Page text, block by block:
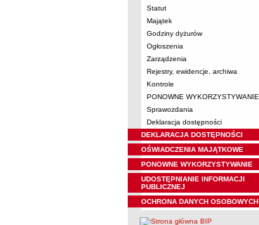
Statut
Majątek
Godziny dyżurów
Ogłoszenia
Zarządzenia
Rejestry, ewidencje, archiwa
Kontrole
PONOWNE WYKORZYSTYWANIE
Sprawozdania
Deklaracja dostępności
DEKLARACJA DOSTĘPNOŚCI
OŚWIADCZENIA MAJĄTKOWE
PONOWNE WYKORZYSTYWANIE
UDOSTĘPNIANIE INFORMACJI
PUBLICZNEJ
OCHRONA DANYCH OSOBOWYCH